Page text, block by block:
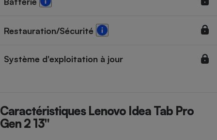
Restauration/Sécurité
Système d'exploitation à jour
Caractéristiques Lenovo Idea Tab Pro
Gen 2 13"